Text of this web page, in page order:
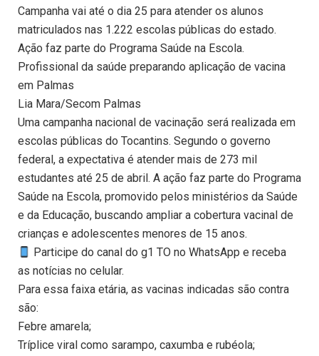
Campanha vai até o dia 25 para atender os alunos
matriculados nas 1.222 escolas públicas do estado.
Ação faz parte do Programa Saúde na Escola.
Profissional da saúde preparando aplicação de vacina
em Palmas
Lia Mara/Secom Palmas
Uma campanha nacional de vacinação será realizada em
escolas públicas do Tocantins. Segundo o governo
federal, a expectativa é atender mais de 273 mil
estudantes até 25 de abril. A ação faz parte do Programa
Saúde na Escola, promovido pelos ministérios da Saúde
e da Educação, buscando ampliar a cobertura vacinal de
crianças e adolescentes menores de 15 anos.
Participe do canal do g1 TO no WhatsApp e receba
as notícias no celular.
Para essa faixa etária, as vacinas indicadas são contra
são:
Febre amarela;
Tríplice viral como sarampo, caxumba e rubéola;